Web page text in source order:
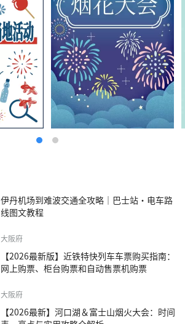
伊丹机场到难波交通全攻略｜巴士站・电车路
线图文教程
大阪府
【2026最新版】近铁特快列车车票购买指南：
网上购票、柜台购票和自动售票机购票
大阪府
【2026最新】河口湖＆富士山烟火大会：时间